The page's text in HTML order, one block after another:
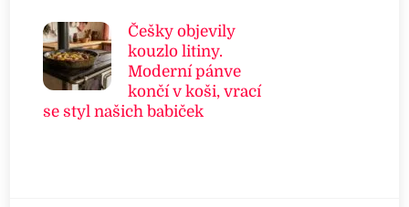
Češky objevily
kouzlo litiny.
Moderní pánve
končí v koši, vrací
se styl našich babiček